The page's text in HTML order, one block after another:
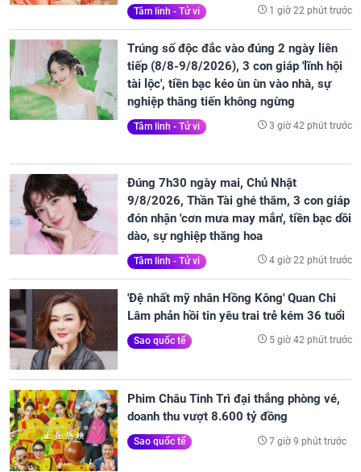
Tâm linh - Tử vi 1 giờ 22 phút trước
Trúng số độc đắc vào đúng 2 ngày liên
tiếp (8/8-9/8/2026), 3 con giáp 'lĩnh hội
tài lộc', tiền bạc kéo ùn ùn vào nhà, sự
nghiệp thăng tiến không ngừng
Tâm linh - Tử vi 3 giờ 42 phút trước
Đúng 7h30 ngày mai, Chủ Nhật
9/8/2026, Thần Tài ghé thăm, 3 con giáp
đón nhận 'cơn mưa may mắn', tiền bạc dồi
dào, sự nghiệp thăng hoa
Tâm linh - Tử vi 4 giờ 22 phút trước
'Đệ nhất mỹ nhân Hồng Kông' Quan Chi
Lâm phản hồi tin yêu trai trẻ kém 36 tuổi
Sao quốc tế 5 giờ 42 phút trước
Phim Châu Tinh Trì đại thắng phòng vé,
doanh thu vượt 8.600 tỷ đồng
Sao quốc tế 7 giờ 9 phút trước